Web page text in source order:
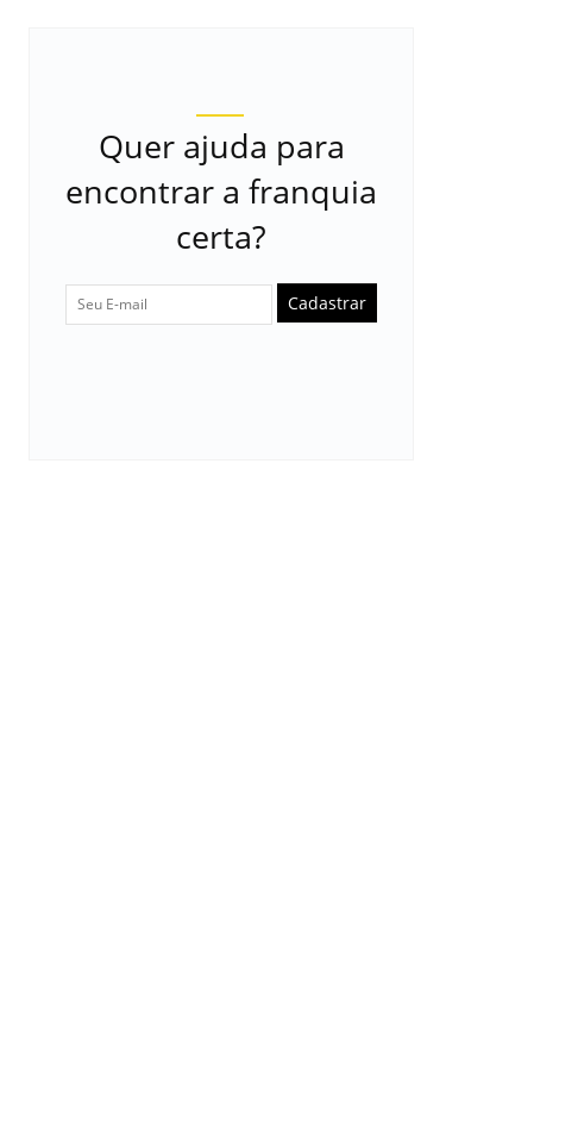
Quer ajuda para
encontrar a franquia
certa?
Cadastrar